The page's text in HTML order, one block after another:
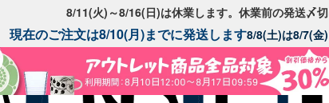
8/11(火)～8/16(日)は休業します。休業前の発送〆切
現在のご注文は8/10(月)までに発送します8/8(土)は8/7(金